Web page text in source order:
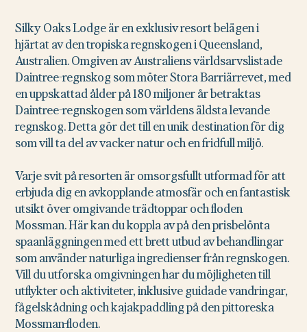
Silky Oaks Lodge är en exklusiv resort belägen i
hjärtat av den tropiska regnskogen i Queensland,
Australien. Omgiven av Australiens världsarvslistade
Daintree-regnskog som möter Stora Barriärrevet, med
en uppskattad ålder på 180 miljoner år betraktas
Daintree-regnskogen som världens äldsta levande
regnskog. Detta gör det till en unik destination för dig
som vill ta del av vacker natur och en fridfull miljö.
Varje svit på resorten är omsorgsfullt utformad för att
erbjuda dig en avkopplande atmosfär och en fantastisk
utsikt över omgivande trädtoppar och floden
Mossman. Här kan du koppla av på den prisbelönta
spaanläggningen med ett brett utbud av behandlingar
som använder naturliga ingredienser från regnskogen.
Vill du utforska omgivningen har du möjligheten till
utflykter och aktiviteter, inklusive guidade vandringar,
fågelskådning och kajakpaddling på den pittoreska
Mossman-floden.